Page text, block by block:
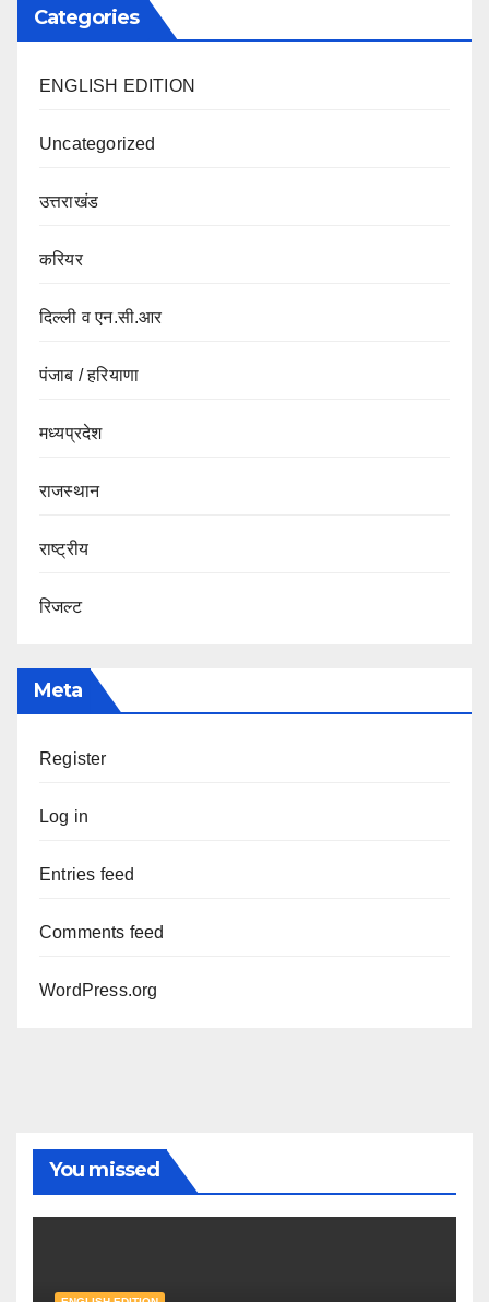
Categories
ENGLISH EDITION
Uncategorized
उत्तराखंड
करियर
दिल्ली व एन.सी.आर
पंजाब / हरियाणा
मध्यप्रदेश
राजस्थान
राष्ट्रीय
रिजल्ट
Meta
Register
Log in
Entries feed
Comments feed
WordPress.org
You missed